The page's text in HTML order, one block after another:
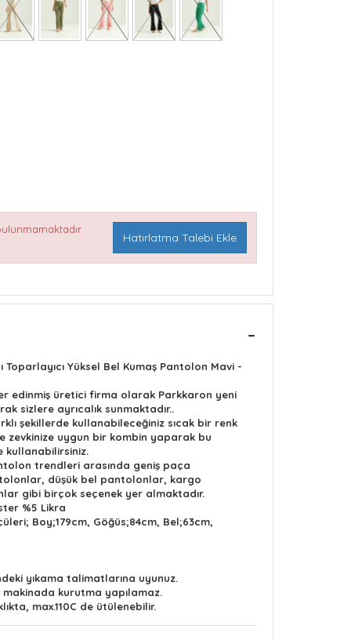
Hatırlatma Talebi Ekle
Yüksel Bel Kumaş Pantolon Mavi -
edinmiş üretici firma olarak Parkkaron yeni
sizlere ayrıcalık sunmaktadır..
şekillerde kullanabileceğiniz sıcak bir renk
zevkinize uygun bir kombin yaparak bu
kullanabilirsiniz.
trendleri arasında geniş paça
düşük bel pantolonlar, kargo
gibi birçok seçenek yer almaktadır.
%5 Likra
Boy;179cm, Göğüs;84cm, Bel;63cm,
yıkama talimatlarına uyunuz.
kurutma yapılamaz.
max.110C de ütülenebilir.